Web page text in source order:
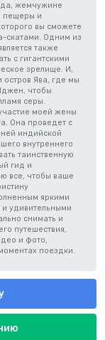
жемчужине
пещеры и
вы сможете
скатами. Одним из
также
с гигантскими
зрелище. И,
Ява, где мы
чтобы
серы.
моей жены
Она проведет с
индийской
внутреннего
таинственную
гид и
все, чтобы ваше
яркими
удивительными
снимать и
путешествия,
и фото,
поездки.